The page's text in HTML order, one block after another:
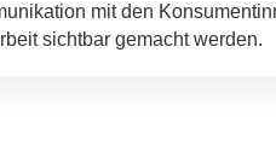
mit den
sichtbar gemacht werden.